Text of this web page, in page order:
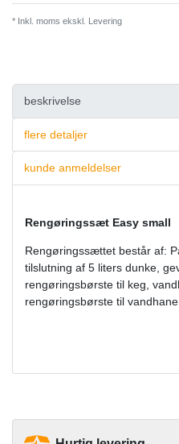
* Inkl. moms ekskl. Levering
beskrivelse
flere detaljer
kunde anmeldelser
Rengøringssæt Easy small
Rengøringssættet består af:
tilslutning af 5 liters dunke,
rengøringsbørste til keg,
rengøringsbørste til vandhane.